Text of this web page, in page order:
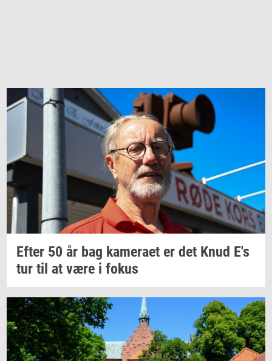
Efter 50 år bag ka­me­ra­et er det Knud E's
tur til at være i fokus